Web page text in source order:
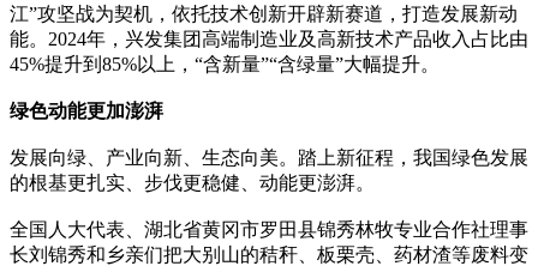
江”攻坚战为契机，依托技术创新开辟新赛道，打造发展新动
能。2024年，兴发集团高端制造业及高新技术产品收入占比由
45%提升到85%以上，“含新量”“含绿量”大幅提升。
绿色动能更加澎湃
发展向绿、产业向新、生态向美。踏上新征程，我国绿色发展
的根基更扎实、步伐更稳健、动能更澎湃。
全国人大代表、湖北省黄冈市罗田县锦秀林牧专业合作社理事
长刘锦秀和乡亲们把大别山的秸秆、板栗壳、药材渣等废料变